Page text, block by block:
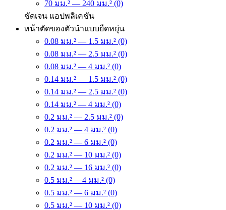
70 มม.² — 240 มม.² (0)
ชัดเจน แอปพลิเคชัน
หน้าตัดของตัวนำแบบยืดหยุ่น
0.08 มม.² — 1.5 มม.² (0)
0.08 มม.² — 2.5 มม.² (0)
0.08 มม.² — 4 มม.² (0)
0.14 มม.² — 1.5 มม.² (0)
0.14 มม.² — 2.5 มม.² (0)
0.14 มม.² — 4 มม.² (0)
0.2 มม.² — 2.5 มม.² (0)
0.2 มม.² — 4 มม.² (0)
0.2 มม.² — 6 มม.² (0)
0.2 มม.² — 10 มม.² (0)
0.2 มม.² — 16 มม.² (0)
0.5 มม.² —4 มม.² (0)
0.5 มม.² — 6 มม.² (0)
0.5 มม.² — 10 มม.² (0)